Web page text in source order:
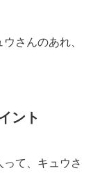
さんのあれ、
ント
って、キュウさ